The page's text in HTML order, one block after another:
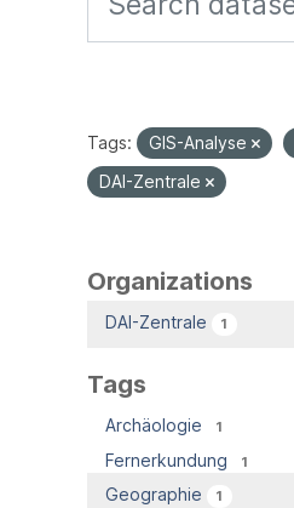
Tags: GIS-Analyse
DAI-Zentrale
Organizations
DAI-Zentrale 1
Tags
Archäologie 1
Fernerkundung 1
Geographie 1